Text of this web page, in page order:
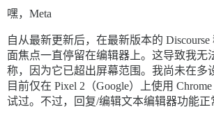
嘿，Meta
自从最新更新后，在最新版本的
面焦点一直停留在编辑器上。这导致我无
称，因为它已超出屏幕范围。我尚未在多
目前仅在 Pixel 2（Google）上使用
试过。不过，回复/编辑文本编辑器功能正